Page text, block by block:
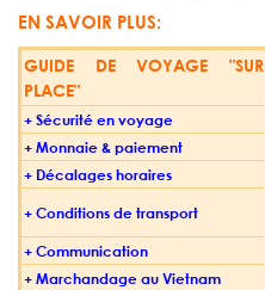
EN SAVOIR PLUS:
GUIDE DE VOYAGE "SUR
PLACE"
+Sécurité en voyage
+Monnaie & paiement
+ Décalages horaires
+Conditions de transport
+Communication
+Marchandage au Vietnam